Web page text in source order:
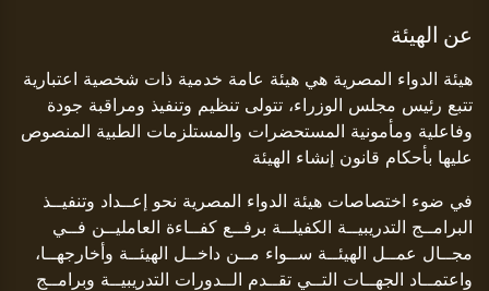
عن الهيئة
هيئة الدواء المصرية هي هيئة عامة خدمية ذات شخصية اعتبارية
تتبع رئيس مجلس الوزراء، تتولى تنظيم وتنفيذ ومراقبة جودة
وفاعلية ومأمونية المستحضرات والمستلزمات الطبية المنصوص
عليها بأحكام قانون إنشاء الهيئة
في ضوء اختصاصات هيئة الدواء المصرية نحو إعــداد وتنفيــذ
البرامــج التدريبيــة الكفيلــة برفــع كفــاءة العامليــن فــي
مجــال عمــل الهيئــة ســواء مــن داخــل الهيئــة وأخارجهــا،
واعتمــاد الجهــات التــي تقــدم الــدورات التدريبيــة وبرامــج